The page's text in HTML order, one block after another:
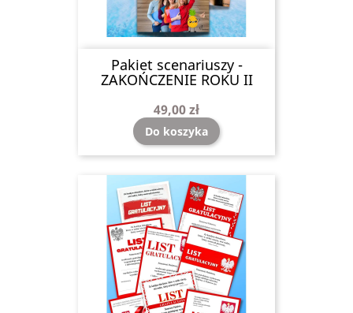
Pakiet scenariuszy -
ZAKOŃCZENIE ROKU II
49,00 zł
Do koszyka